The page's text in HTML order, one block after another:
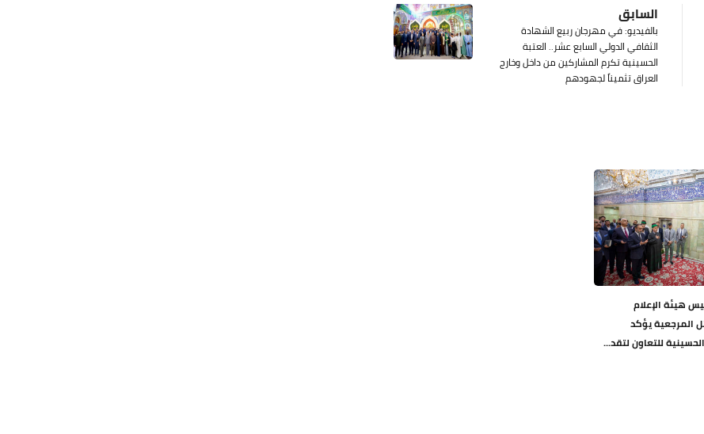
السابق
بالفيديو: في مهرجان ربيع الشهادة
الثقافي الدولي السابع عشر.. العتبة
الحسينية تكرم المشاركين من داخل وخارج
العراق تثميناً لجهودهم
هيئة الإعلام
المرجعية يؤكد
للتعاون لتقد...